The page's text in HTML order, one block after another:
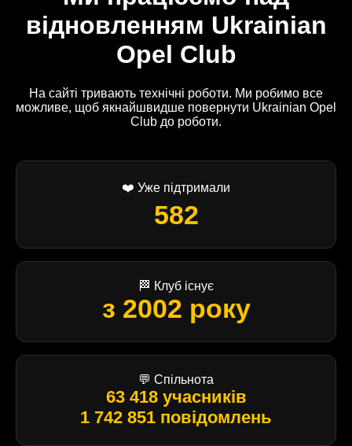
відновленням Ukrainian
Opel Club
На сайті тривають технічні роботи. Ми робимо все
можливе, щоб якнайшвидше повернути Ukrainian Opel
Club до роботи.
❤️ Уже підтримали
582
🏁 Клуб існує
з 2002 року
💬 Спільнота
63 418 учасників
1 742 851 повідомлень